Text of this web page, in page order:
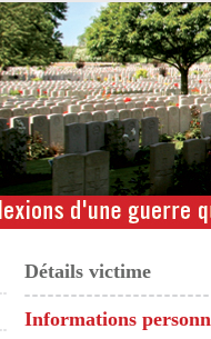
Détails victime
Informations